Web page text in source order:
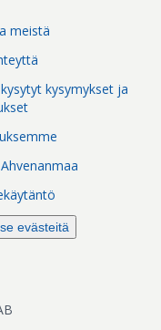
meistä
kysymykset ja
evästeitä